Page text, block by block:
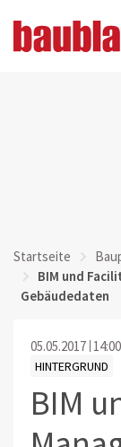
Startseite
BIM und
Gebäudedaten
05.05.2017 14:00
HINTERGRUND
BIM